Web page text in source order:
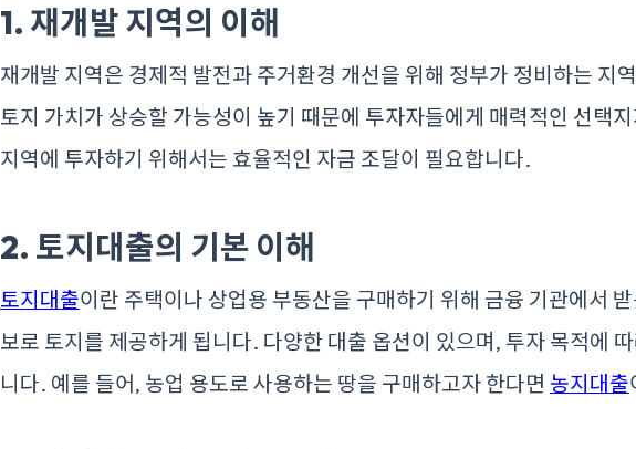
1. 재개발 지역의 이해
재개발 지역은 경제적 발전과 주거환경 개선을 위해 정부가 정비하는 지
토지 가치가 상승할 가능성이 높기 때문에 투자자들에게 매력적인 선택
지역에 투자하기 위해서는 효율적인 자금 조달이 필요합니다.
2. 토지대출의 기본 이해
토지대출이란 주택이나 상업용 부동산을 구매하기 위해 금융 기관에서
보로 토지를 제공하게 됩니다. 다양한 대출 옵션이 있으며, 투자 목적에
니다. 예를 들어, 농업 용도로 사용하는 땅을 구매하고자 한다면 농지대출